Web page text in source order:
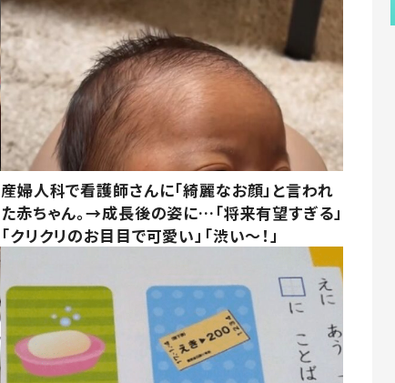
産婦人科で看護師さんに「綺麗なお顔」と言われ
た赤ちゃん。→成長後の姿に…「将来有望すぎる」
「クリクリのお目目で可愛い」「渋い～！」